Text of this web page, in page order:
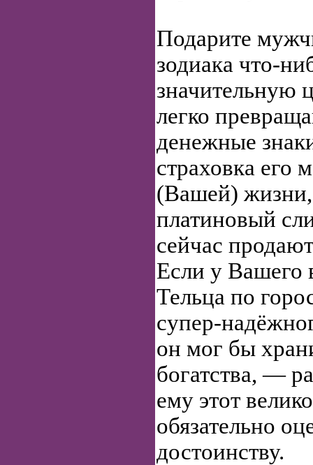
Подарите
зодиака что-
значительную
легко
денежные
страховка его
(Вашей) жизни,
платиновый
сейчас
Если у Вашего
Тельца по
супер-
он мог бы
богатства, —
ему этот
обязательно
достоинству.